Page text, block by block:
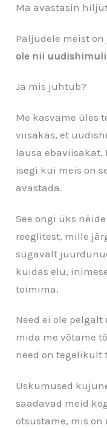
Ma avastasin
Paljudele meist
ole nii
Ja mis juhtub?
Me kasvame üles
viisakas, et
lausa ebaviisakat.
isegi kui meis on
avastada.
See ongi üks
reeglitest, mille
sügavalt
kuidas elu,
toimima.
Need ei ole
mida me võtame
need on tegelikult
Uskumused
saadavad meid
otsustame, mis on